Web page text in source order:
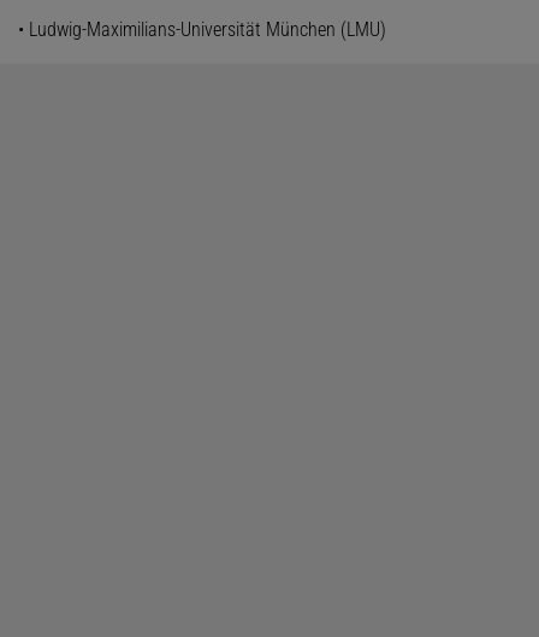
• Ludwig-Maximilians-Universität München (LMU)